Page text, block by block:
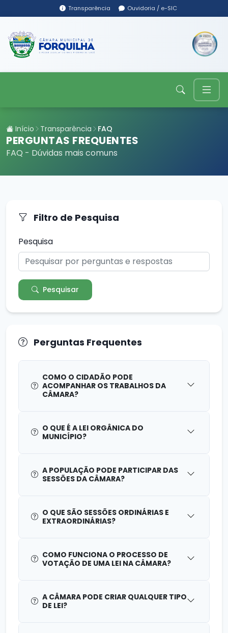
Transparência Ouvidoria / e-SIC
Início Transparência FAQ
PERGUNTAS FREQUENTES
FAQ - Dúvidas mais comuns
Filtro de Pesquisa
Pesquisa
Pesquisar
Perguntas Frequentes
COMO O CIDADÃO PODE
ACOMPANHAR OS TRABALHOS DA
CÂMARA?
O QUE É A LEI ORGÂNICA DO
MUNICÍPIO?
A POPULAÇÃO PODE PARTICIPAR DAS
SESSÕES DA CÂMARA?
O QUE SÃO SESSÕES ORDINÁRIAS E
EXTRAORDINÁRIAS?
COMO FUNCIONA O PROCESSO DE
VOTAÇÃO DE UMA LEI NA CÂMARA?
A CÂMARA PODE CRIAR QUALQUER TIPO
DE LEI?